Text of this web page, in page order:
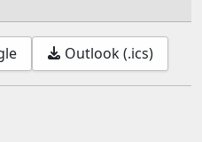
Outlook (.ics)